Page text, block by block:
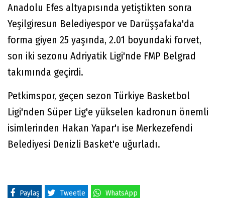
Anadolu Efes altyapısında yetiştikten sonra
Yeşilgiresun Belediyespor ve Darüşşafaka'da
forma giyen 25 yaşında, 2.01 boyundaki forvet,
son iki sezonu Adriyatik Ligi'nde FMP Belgrad
takımında geçirdi.
Petkimspor, geçen sezon Türkiye Basketbol
Ligi'nden Süper Lig'e yükselen kadronun önemli
isimlerinden Hakan Yapar'ı ise Merkezefendi
Belediyesi Denizli Basket'e uğurladı.
Paylaş Tweetle WhatsApp